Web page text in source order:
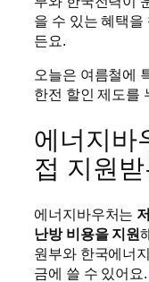
을 수 있는 혜택을
든요.
오늘은 여름철에
한전 할인 제도를
에너지바
접 지원
에너지바우처는
난방 비용을 지원
원부와 한국에너
금에 쓸 수 있어요.